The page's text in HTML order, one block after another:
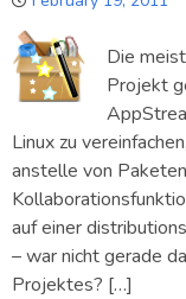
Die
Projekt
Linux zu
anstelle von
auf einer
– war nicht gerade
Projektes? […]